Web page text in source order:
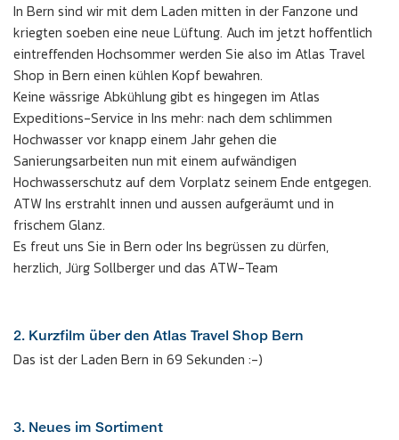
In Bern sind wir mit dem Laden mitten in der Fanzone und
kriegten soeben eine neue Lüftung. Auch im jetzt hoffentlich
eintreffenden Hochsommer werden Sie also im Atlas Travel
Shop in Bern einen kühlen Kopf bewahren.
Keine wässrige Abkühlung gibt es hingegen im Atlas
Expeditions-Service in Ins mehr: nach dem schlimmen
Hochwasser vor knapp einem Jahr gehen die
Sanierungsarbeiten nun mit einem aufwändigen
Hochwasserschutz auf dem Vorplatz seinem Ende entgegen.
ATW Ins erstrahlt innen und aussen aufgeräumt und in
frischem Glanz.
Es freut uns Sie in Bern oder Ins begrüssen zu dürfen,
herzlich, Jürg Sollberger und das ATW-Team
2. Kurzfilm über den Atlas Travel Shop Bern
Das ist der Laden Bern in 69 Sekunden :-)
3. Neues im Sortiment